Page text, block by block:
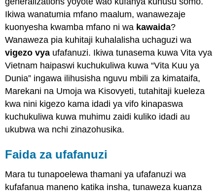
Ikiwa wanatumia mfano maalum, wanawezaje
kuonyesha kwamba mfano ni wa kawaida?
Wanaweza pia kuhitaji kuhalalisha uchaguzi wa
vigezo vya ufafanuzi. Ikiwa tunasema kuwa Vita vya
Vietnam haipaswi kuchukuliwa kuwa “Vita Kuu ya
Dunia” ingawa ilihusisha nguvu mbili za kimataifa,
Marekani na Umoja wa Kisovyeti, tutahitaji kueleza
kwa nini kigezo kama idadi ya vifo kinapaswa
kuchukuliwa kuwa muhimu zaidi kuliko idadi au
ukubwa wa nchi zinazohusika.
Faida za ufafanuzi
Mara tu tunapoelewa thamani ya ufafanuzi wa
kufafanua maneno katika insha, tunaweza kuanza